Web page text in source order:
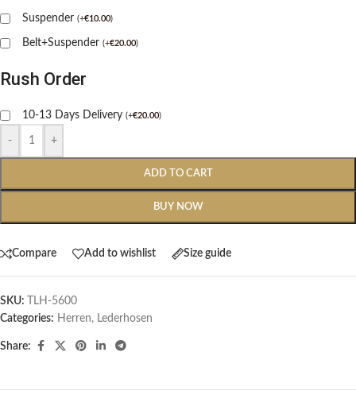
Suspender (+€10.00)
Belt+Suspender (+€20.00)
Rush Order
10-13 Days Delivery (+€20.00)
- +
ADD TO CART
BUY NOW
Compare Add to wishlist Size guide
SKU:
TLH-5600
Categories: Herren, Lederhosen
Share: